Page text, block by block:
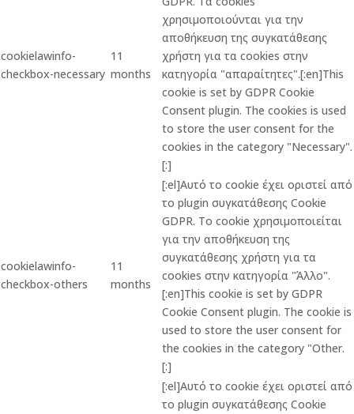
cookielawinfo-
checkbox-necessary
11
months
χρησιμοποιούνται για την
αποθήκευση της συγκατάθεσης
χρήστη για τα cookies στην
κατηγορία "απαραίτητες".[:en]This
cookie is set by GDPR Cookie
Consent plugin. The cookies is used
to store the user consent for the
cookies in the category "Necessary".
[:]
cookielawinfo-
checkbox-others
11
months
[:el]Αυτό το cookie έχει οριστεί από
το plugin συγκατάθεσης Cookie
GDPR. Το cookie χρησιμοποιείται
για την αποθήκευση της
συγκατάθεσης χρήστη για τα
cookies στην κατηγορία "Άλλο".
[:en]This cookie is set by GDPR
Cookie Consent plugin. The cookie is
used to store the user consent for
the cookies in the category "Other.
[:]
[:el]Αυτό το cookie έχει οριστεί από
το plugin συγκατάθεσης Cookie